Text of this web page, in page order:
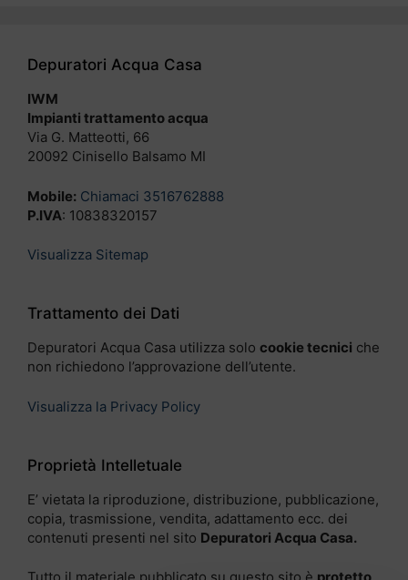
Depuratori Acqua Casa
IWM
Impianti trattamento acqua
Via G. Matteotti, 66
20092 Cinisello Balsamo MI
Mobile: Chiamaci 3516762888
P.IVA: 10838320157
Visualizza Sitemap
Trattamento dei Dati
Depuratori Acqua Casa utilizza solo cookie tecnici che
non richiedono l’approvazione dell’utente.
Visualizza la Privacy Policy
Proprietà Intelletuale
E’ vietata la riproduzione, distribuzione, pubblicazione,
copia, trasmissione, vendita, adattamento ecc. dei
contenuti presenti nel sito Depuratori Acqua Casa.